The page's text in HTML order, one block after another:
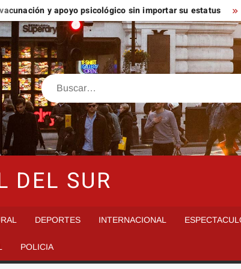
y apoyo psicológico sin importar su estatus
Buscar
DEL SUR
DEPORTES INTERNACIONAL
POLICIA